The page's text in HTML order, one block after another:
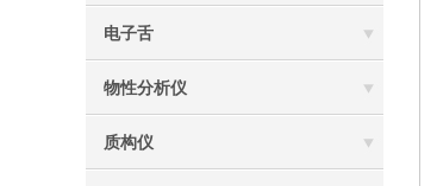
电子舌
物性分析仪
质构仪